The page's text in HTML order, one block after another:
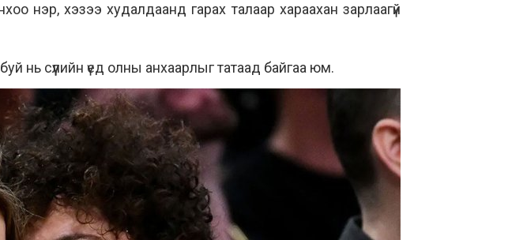
нэр, хэзээ худалдаанд гарах талаар хараахан зарлаагүй
нь сүүлийн үед олны анхаарлыг татаад байгаа юм.